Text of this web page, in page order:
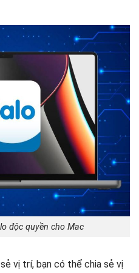
độc quyền cho Mac
vị trí, bạn có thể chia sẻ vị